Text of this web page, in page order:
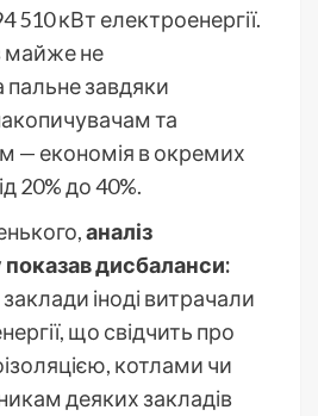
510 кВт електроенергії.
майже не
завдяки
та
— економія в окремих
20% до 40%.
аналіз
дисбаланси:
іноді витрачали
що свідчить про
котлами чи
деяких закладів